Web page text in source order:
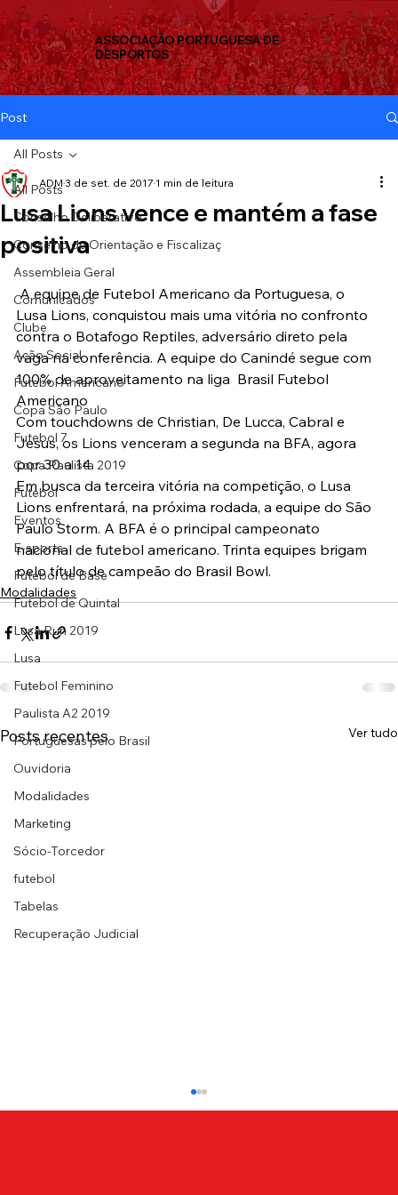
ASSOCIAÇÃO PORTUGUESA DE
DESPORTOS
Post
All Posts
Conselho Deliberativo
Conselho de Orientação e Fiscalizaç
Assembleia Geral
Comunicados
Clube
Ação Social
Futebol Americano
Copa São Paulo
Futebol 7
Copa Paulista 2019
Futebol
Eventos
E-sports
Futebol de Base
Futebol de Quintal
Lusa Run 2019
Lusa
Futebol Feminino
Paulista A2 2019
Portuguesas pelo Brasil
Ouvidoria
Modalidades
Marketing
Sócio-Torcedor
futebol
Tabelas
Recuperação Judicial
All Posts
Lusa Lions vence e mantém a fase
positiva
ADM 3 de set. de 2017 1 min de leitura
A equipe de Futebol Americano da Portuguesa, o
Lusa Lions, conquistou mais uma vitória no confronto
contra o Botafogo Reptiles, adversário direto pela
vaga na conferência. A equipe do Canindé segue com
100% de aproveitamento na liga Brasil Futebol
Americano
Com touchdowns de Christian, De Lucca, Cabral e
Jesus, os Lions venceram a segunda na BFA, agora
por 30 a 14.
Em busca da terceira vitória na competição, o Lusa
Lions enfrentará, na próxima rodada, a equipe do São
Paulo Storm. A BFA é o principal campeonato
nacional de futebol americano. Trinta equipes brigam
pelo título de campeão do Brasil Bowl.
Modalidades
Posts recentes Ver tudo